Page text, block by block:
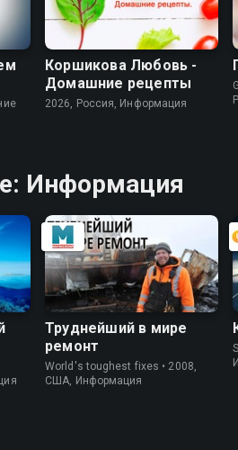
Коршикова Любовь -
Домашние рецепты
2026, Россия, Информация
Информация
Труднейший в мире
ремонт
World's toughest fixes • 2008,
США, Информация